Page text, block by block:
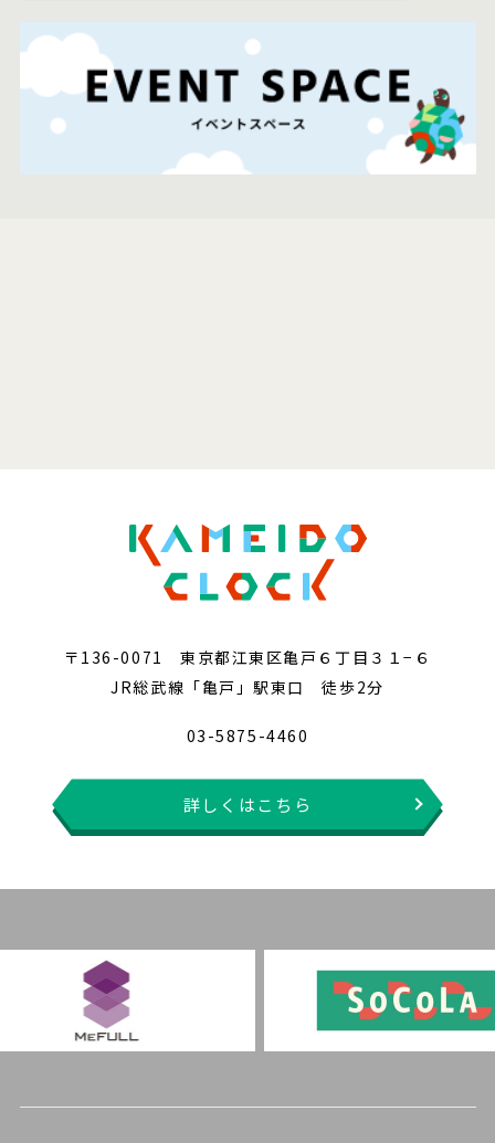
〒136-0071 東京都江東区亀戸６丁目３１−６
JR総武線「亀戸」駅東口 徒歩2分
03-5875-4460
詳しくはこちら